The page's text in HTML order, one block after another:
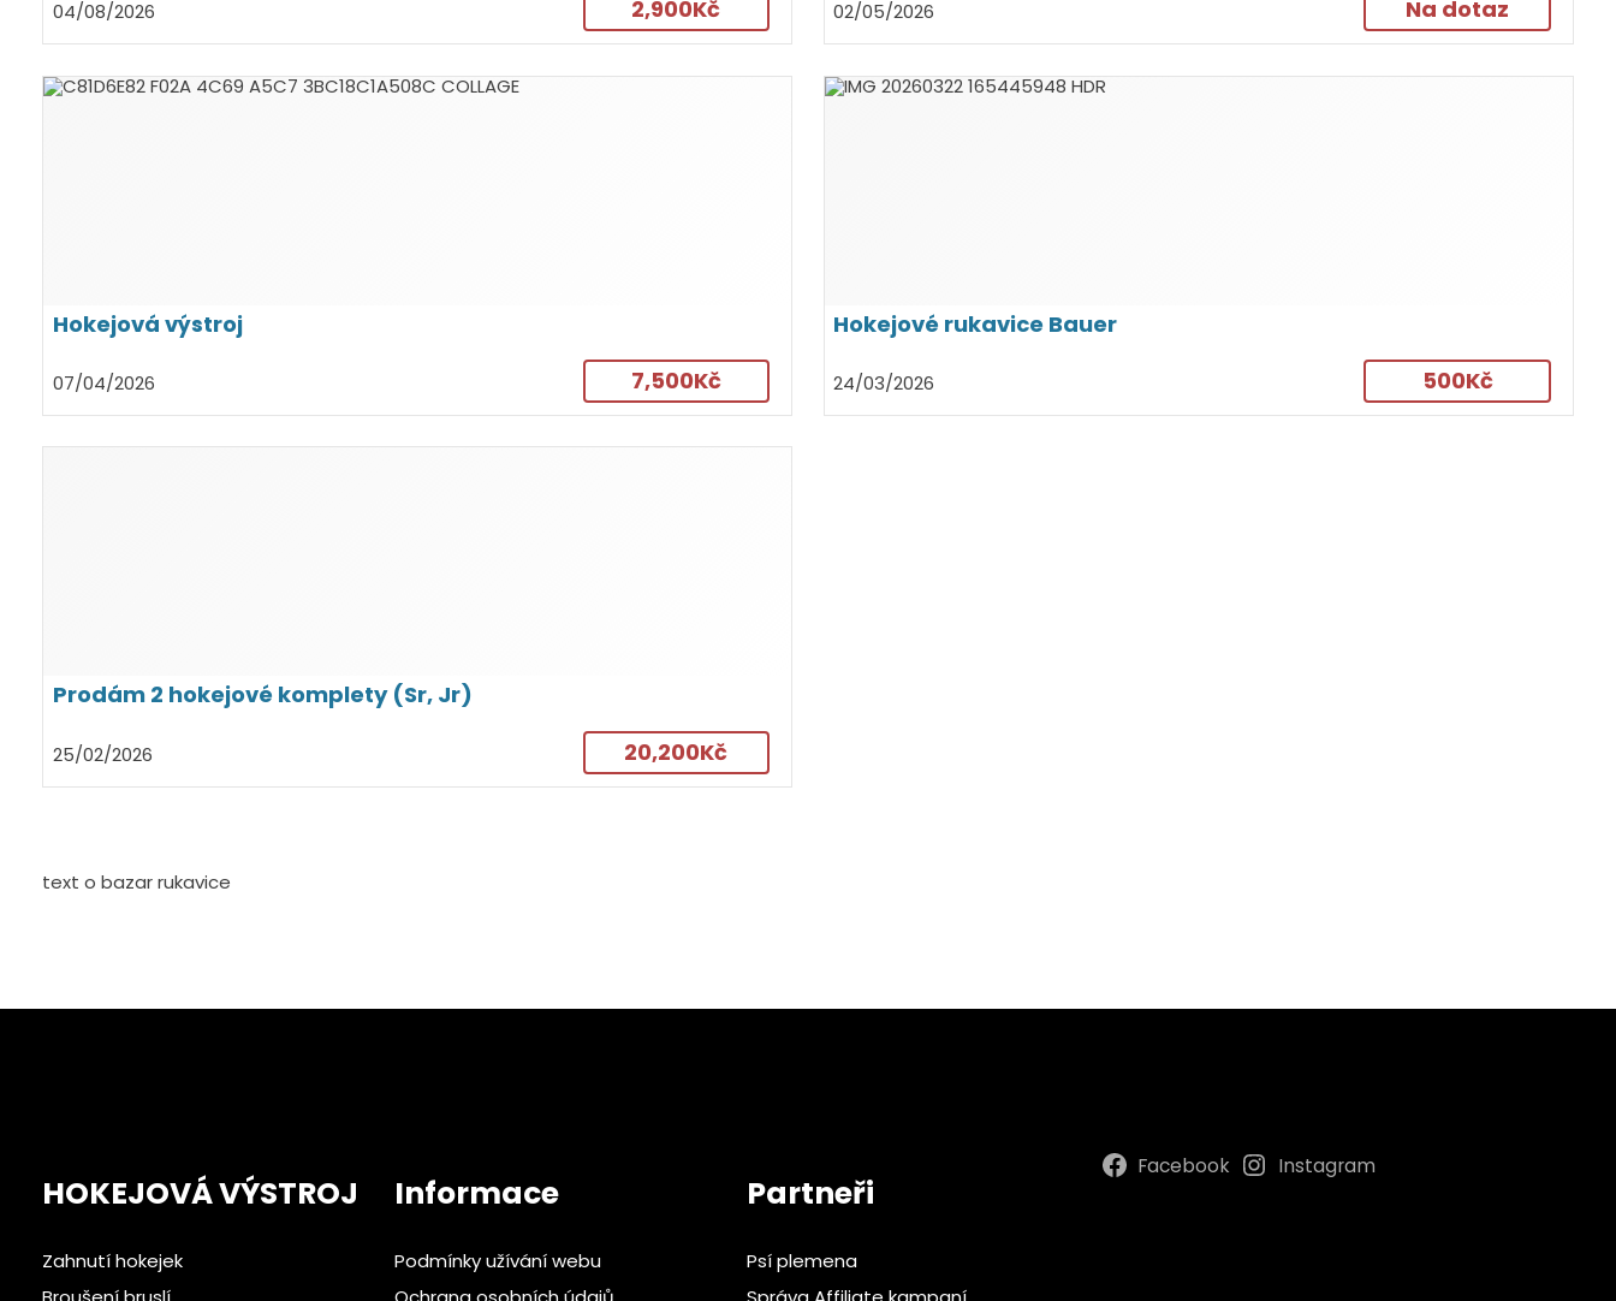
04/08/2026 2,900Kč 02/05/2026 Na dotaz
Hokejová výstroj
07/04/2026 7,500Kč
Hokejové rukavice Bauer
24/03/2026 500Kč
Prodám 2 hokejové komplety (Sr, Jr)
25/02/2026 20,200Kč
text o bazar rukavice
HOKEJOVÁ VÝSTROJ
Zahnutí hokejek
Informace
Podmínky užívání webu
Partneři
Psí plemena
Facebook Instagram